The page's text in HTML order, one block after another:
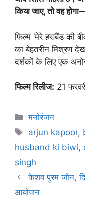
किया जाए, तो वह
फिल्म ‘मेरे हसबैंड की
का बेहतरीन मिश्रण
दर्शकों के लिए एक
फिल्म रिलीज: 21
मनोरंजन
arjun kapoor,
husband ki biwi,
singh
केशव पुरम जोन,
आयोजन